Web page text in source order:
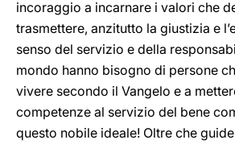
incoraggio a incarnare i valori che
trasmettere, anzitutto la giustizia e
senso del servizio e della
mondo hanno bisogno di persone
vivere secondo il Vangelo e a
competenze al servizio del bene
questo nobile ideale! Oltre che